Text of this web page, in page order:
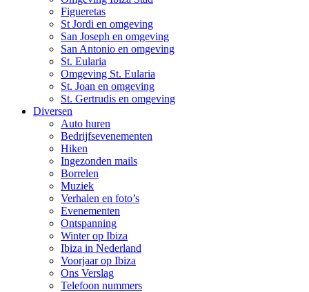
Figueretas
St Jordi en omgeving
San Joseph en omgeving
San Antonio en omgeving
St. Eularia
Omgeving St. Eularia
St. Joan en omgeving
St. Gertrudis en omgeving
Diversen
Auto huren
Bedrijfsevenementen
Hiken
Ingezonden mails
Borrelen
Muziek
Verhalen en foto’s
Evenementen
Ontspanning
Winter op Ibiza
Ibiza in Nederland
Voorjaar op Ibiza
Ons Verslag
Telefoon nummers